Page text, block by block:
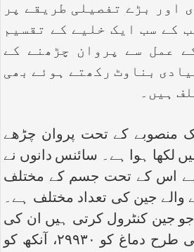
اور بڑے تفصیلی طریقے پر
کے سب ایک خلیے کے تقسیم
عمل سے پروان چڑھنے کے
بناوٹ رکھتے ہوئے بھی
ہیں۔
منصوبے کے تحت پروان چڑھے
لکھا ہوا ہے۔ سائنس دانوں نے
ہے اس کے تحت جسم کے مختلف
والے جین کی تعداد مختلف ہے۔
جو جین کنٹرول کرتی ہیں ان کی
تعداد ۲۵۵۹ ہے۔ اسی طرح دماغ کو ۲۹۹۳۰، آنکھ کو